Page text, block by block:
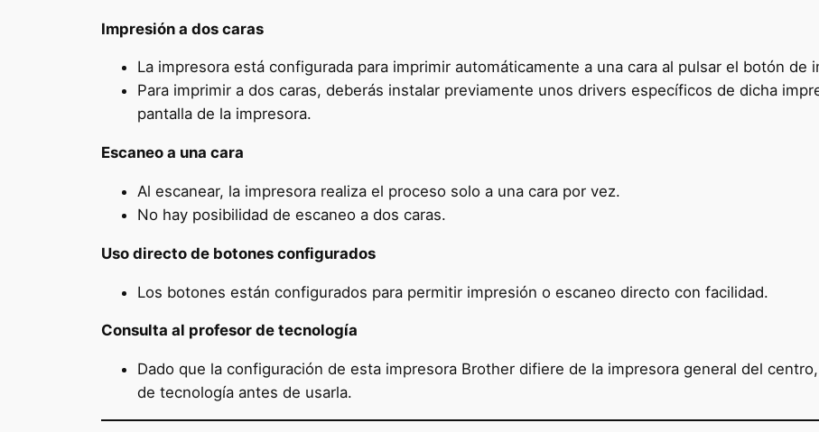
Impresión a dos caras
La impresora está configurada para imprimir automáticamente a una cara al pulsar el botón de
Para imprimir a dos caras, deberás instalar previamente unos drivers específicos de dicha
pantalla de la impresora.
Escaneo a una cara
Al escanear, la impresora realiza el proceso solo a una cara por vez.
No hay posibilidad de escaneo a dos caras.
Uso directo de botones configurados
Los botones están configurados para permitir impresión o escaneo directo con facilidad.
Consulta al profesor de tecnología
Dado que la configuración de esta impresora Brother difiere de la impresora general del
de tecnología antes de usarla.